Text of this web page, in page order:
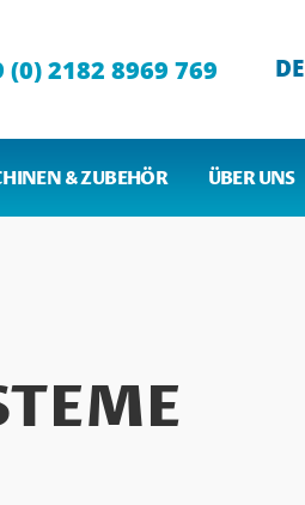
DE
(0) 2182 8969 769
& ZUBEHÖR ÜBER UNS